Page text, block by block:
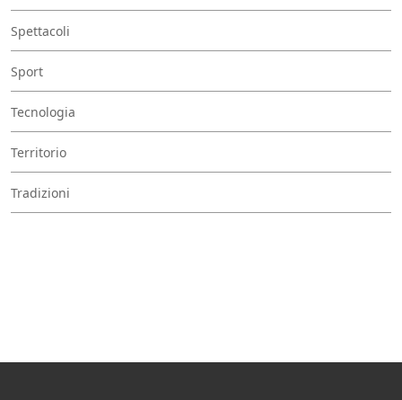
Spettacoli
Sport
Tecnologia
Territorio
Tradizioni